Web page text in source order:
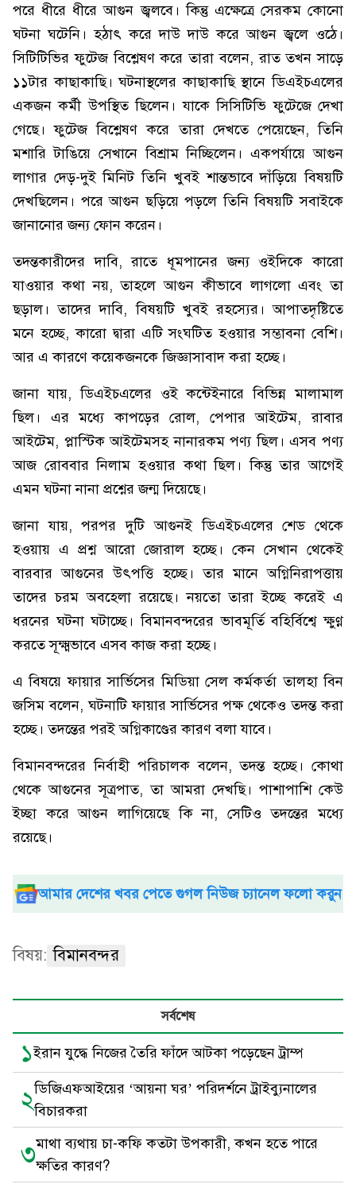
পরে ধীরে ধীরে আগুন জ্বলবে। কিন্তু এক্ষেত্রে সেরকম কোনো
ঘটনা ঘটেনি। হঠাৎ করে দাউ দাউ করে আগুন জ্বলে ওঠে।
সিটিটিভির ফুটেজ বিশ্লেষণ করে তারা বলেন, রাত তখন সাড়ে
১১টার কাছাকাছি। ঘটনাস্থলের কাছাকাছি স্থানে ডিএইচএলের
একজন কর্মী উপস্থিত ছিলেন। যাকে সিসিটিভি ফুটেজে দেখা
গেছে। ফুটেজ বিশ্লেষণ করে তারা দেখতে পেয়েছেন, তিনি
মশারি টাঙিয়ে সেখানে বিশ্রাম নিচ্ছিলেন। একপর্যায়ে আগুন
লাগার দেড়-দুই মিনিট তিনি খুবই শান্তভাবে দাঁড়িয়ে বিষয়টি
দেখছিলেন। পরে আগুন ছড়িয়ে পড়লে তিনি বিষয়টি সবাইকে
জানানোর জন্য ফোন করেন।
তদন্তকারীদের দাবি, রাতে ধূমপানের জন্য ওইদিকে কারো
যাওয়ার কথা নয়, তাহলে আগুন কীভাবে লাগলো এবং তা
ছড়াল। তাদের দাবি, বিষয়টি খুবই রহস্যের। আপাতদৃষ্টিতে
মনে হচ্ছে, কারো দ্বারা এটি সংঘটিত হওয়ার সম্ভাবনা বেশি।
আর এ কারণে কয়েকজনকে জিজ্ঞাসাবাদ করা হচ্ছে।
জানা যায়, ডিএইচএলের ওই কন্টেইনারে বিভিন্ন মালামাল
ছিল। এর মধ্যে কাপড়ের রোল, পেপার আইটেম, রাবার
আইটেম, প্লাস্টিক আইটেমসহ নানারকম পণ্য ছিল। এসব পণ্য
আজ রোববার নিলাম হওয়ার কথা ছিল। কিন্তু তার আগেই
এমন ঘটনা নানা প্রশ্নের জন্ম দিয়েছে।
জানা যায়, পরপর দুটি আগুনই ডিএইচএলের শেড থেকে
হওয়ায় এ প্রশ্ন আরো জোরাল হচ্ছে। কেন সেখান থেকেই
বারবার আগুনের উৎপত্তি হচ্ছে। তার মানে অগ্নিনিরাপত্তায়
তাদের চরম অবহেলা রয়েছে। নয়তো তারা ইচ্ছে করেই এ
ধরনের ঘটনা ঘটাচ্ছে। বিমানবন্দরের ভাবমূর্তি বহির্বিশ্বে ক্ষুণ্ণ
করতে সূক্ষ্মভাবে এসব কাজ করা হচ্ছে।
এ বিষয়ে ফায়ার সার্ভিসের মিডিয়া সেল কর্মকর্তা তালহা বিন
জসিম বলেন, ঘটনাটি ফায়ার সার্ভিসের পক্ষ থেকেও তদন্ত করা
হচ্ছে। তদন্তের পরই অগ্নিকাণ্ডের কারণ বলা যাবে।
বিমানবন্দরের নির্বাহী পরিচালক বলেন, তদন্ত হচ্ছে। কোথা
থেকে আগুনের সূত্রপাত, তা আমরা দেখছি। পাশাপাশি কেউ
ইচ্ছা করে আগুন লাগিয়েছে কি না, সেটিও তদন্তের মধ্যে
রয়েছে।
আমার দেশের খবর পেতে গুগল নিউজ চ্যানেল ফলো করুন
বিষয়: বিমানবন্দর
সর্বশেষ
১ইরান যুদ্ধে নিজের তৈরি ফাঁদে আটকা পড়েছেন ট্রাম্প
২ডিজিএফআইয়ের ‘আয়না ঘর’ পরিদর্শনে ট্রাইব্যুনালের
বিচারকরা
৩মাথা ব্যথায় চা-কফি কতটা উপকারী, কখন হতে পারে
ক্ষতির কারণ?